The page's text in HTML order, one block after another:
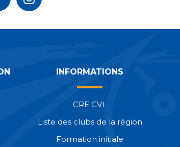
INFORMATIONS
CRE CVL
Liste des clubs de la région
Formation initiale